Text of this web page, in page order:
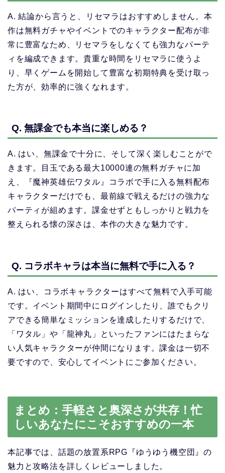
A. 結論から言うと、リセマラはおすすめしません。本
作は無料ガチャやイベントでのキャラクター配布が非
常に豊富なため、リセマラをしなくても強力なパーテ
ィを編成できます。貴重な時間をリセマラに使うよ
り、早くゲームを開始して豊富な初期特典を受け取っ
た方が、効率的に強くなれます。
Q. 無課金でも本当に楽しめる？
A. はい、無課金で十分に、そして深く楽しむことがで
きます。目玉である最大10000連の無料ガチャに加
え、『魔神英雄伝ワタル』コラボで手に入る無料配布
キャラクターだけでも、最前線で戦えるだけの強力な
パーティが組めます。課金せずともしっかりと戦力を
整えられる懐の深さは、本作の大きな魅力です。
Q. コラボキャラは本当に無料で手に入る？
A. はい、コラボキャラクターはすべて無料で入手可能
です。イベント期間中にログインしたり、誰でもクリ
アできる簡単なミッションを達成したりするだけで、
「ワタル」や「龍神丸」といったファンにはたまらな
い人気キャラクターが仲間になります。課金は一切不
要ですので、安心してイベントにご参加ください。
まとめ：手軽さと奥深さが共存！忙
しいあなたにこそおすすめの一本
本記事では、話題の放置系RPG『ゆうゆう機空団』の
魅力と攻略法を詳しくレビューしました。